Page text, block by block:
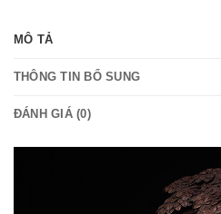
MÔ TẢ
THÔNG TIN BỔ SUNG
ĐÁNH GIÁ (0)